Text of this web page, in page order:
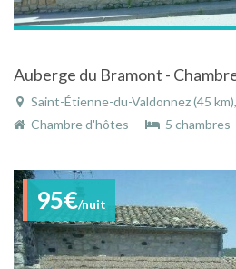
Auberge du Bramont -
Saint-Étienne-du-Valdonnez (45 km), Lozère,
Chambre d'hôtes
5 chambres
95€/nuit